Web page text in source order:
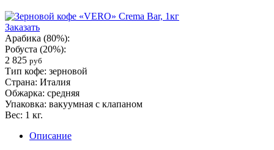
Заказать
Арабика (80%):
Робуста (20%):
2 825 руб
Тип кофе: зерновой
Страна: Италия
Обжарка: средняя
Упаковка: вакуумная с клапаном
Вес: 1 кг.
Описание